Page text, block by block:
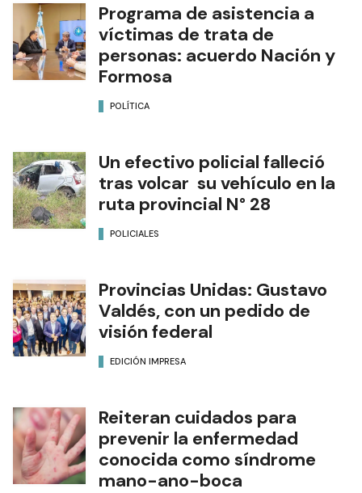
Programa de asistencia a
víctimas de trata de
personas: acuerdo Nación y
Formosa
POLÍTICA
Un efectivo policial falleció
tras volcar su vehículo en la
ruta provincial N° 28
POLICIALES
Provincias Unidas: Gustavo
Valdés, con un pedido de
visión federal
EDICIÓN IMPRESA
Reiteran cuidados para
prevenir la enfermedad
conocida como síndrome
mano-ano-boca